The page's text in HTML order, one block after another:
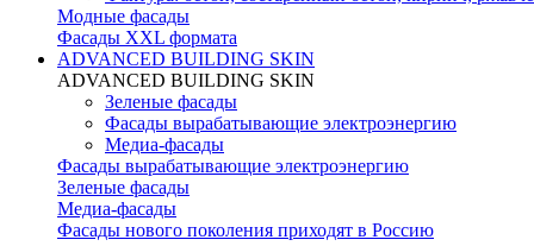
Модные фасады
Фасады XXL формата
ADVANCED BUILDING SKIN
ADVANCED BUILDING SKIN
Зеленые фасады
Фасады вырабатывающие электроэнергию
Медиа-фасады
Фасады вырабатывающие электроэнергию
Зеленые фасады
Медиа-фасады
Фасады нового поколения приходят в Россию